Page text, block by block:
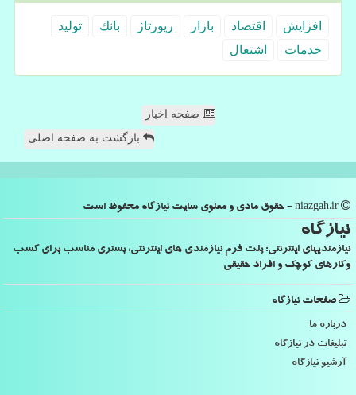
افزایش اقتصاد بازار رپورتاژ بانك
تولید
خدمات
اشتغال
صفحه اخبار
بازگشت به صفحه اصلی
نیازگاه
نیازمندیهای اینترنتی: پلت فرم نیازمندی های اینترنتی، بستری مناسب برای کسب
وکارهای کوچک و افراد حقیقی
صفحات نیازگاه
درباره ما
تبلیغات در نیازگاه
آرشیو نیازگاه